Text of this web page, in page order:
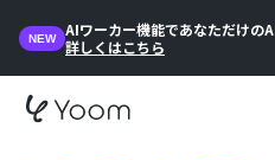
NEW
AIワーカー機能であなただけの
詳しくはこちら